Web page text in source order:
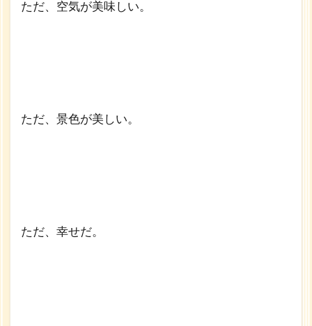
ただ、空気が美味しい。
ただ、景色が美しい。
ただ、幸せだ。